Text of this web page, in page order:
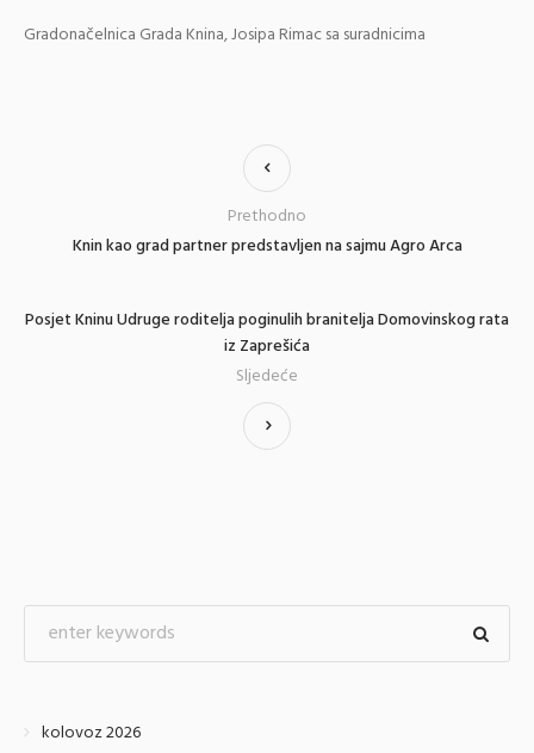
Gradonačelnica Grada Knina, Josipa Rimac sa suradnicima
Knin kao grad partner predstavljen na sajmu Agro Arca
Prethodno
Posjet Kninu Udruge roditelja poginulih branitelja Domovinskog rata
iz Zaprešića
Sljedeće
kolovoz 2026